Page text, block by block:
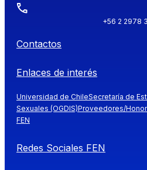
+56 2 2978
Contactos
Enlaces de interés
Universidad de ChileSecretaría de
Sexuales (OGDIS)Proveedores/
FEN
Redes Sociales FEN